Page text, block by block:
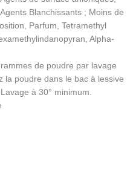
Blanchissants ; Moins de
Parfum, Tetramethyl
Alpha-
de poudre par lavage
la poudre dans le bac à lessive
à 30° minimum.